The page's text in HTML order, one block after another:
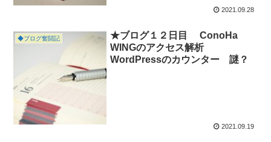
2021.09.28
◆ブログ奮闘記
★ブログ１２日目 ConoHa
WINGのアクセス解析
WordPressのカウンター 謎？
2021.09.19